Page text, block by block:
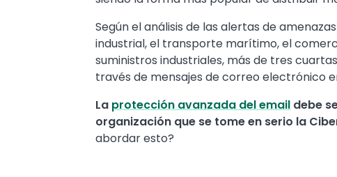
Según el análisis de las alertas de
industrial, el transporte marítimo, el
suministros industriales, más de tres
través de mensajes de correo electrónico
La protección avanzada del email debe
organización que se tome en serio la
abordar esto?